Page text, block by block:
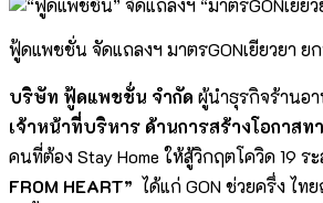
ฟู้ดแพชชั่น จัดแถลงฯ มาตรGONเยียวยา ย
บริษัท ฟู้ดแพชชั่น จำกัด ผู้นำธุรกิจร้านอ
เจ้าหน้าที่บริหาร ด้านการสร้างโอกาส
คนที่ต้อง Stay Home ให้สู้วิกฤตโควิด
FROM HEART” ได้แก่ GON ช่วยครึ่ง ไ